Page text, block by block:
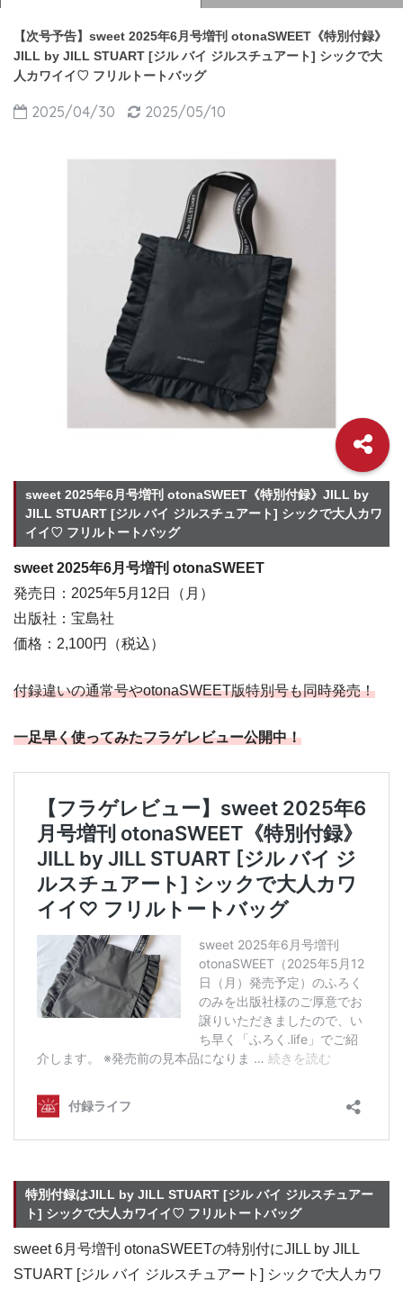
【次号予告】sweet 2025年6月号増刊 otonaSWEET《特別付録》
JILL by JILL STUART [ジル バイ ジルスチュアート] シックで大
人カワイイ♡ フリルトートバッグ
2025/04/30 2025/05/10
sweet 2025年6月号増刊 otonaSWEET《特別付録》JILL by
JILL STUART [ジル バイ ジルスチュアート] シックで大人カワ
イイ♡ フリルトートバッグ
sweet 2025年6月号増刊 otonaSWEET
発売日：2025年5月12日（月）
出版社：宝島社
価格：2,100円（税込）
付録違いの通常号やotonaSWEET版特別号も同時発売！
一足早く使ってみたフラゲレビュー公開中！
特別付録はJILL by JILL STUART [ジル バイ ジルスチュアー
ト] シックで大人カワイイ♡ フリルトートバッグ
sweet 6月号増刊 otonaSWEETの特別付にJILL by JILL
STUART [ジル バイ ジルスチュアート] シックで大人カワ